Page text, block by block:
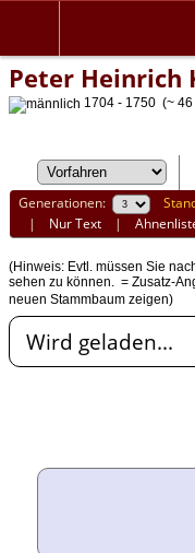
Peter Heinrich
1704 - 1750 (~
Generationen:
| Nur Text |
(Hinweis: Evtl. müssen Sie
sehen zu können. = Zusatz-
neuen Stammbaum zeigen)
Wird geladen...